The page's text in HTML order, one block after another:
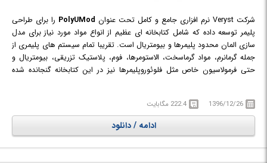
شرکت Veryst نرم افزاری جامع و کامل تحت عنوان PolyUMod را برای طراحی
پلیمر توسعه داده که شامل کتابخانه ای عظیم از انواع مواد مورد نیاز برای مدل
سازی المان محدود پلیمرها و بیومتریال است. تقریبا تمام سیستم های پلیمری از
جمله گرمانرم، مواد گرماسخت، الاستومرها، فوم، پلاستیک تزریقی، بیومتریال و
حتی فرمولاسیون خاص مثل فلوئوروپلیمرها نیز در این کتابخانه گنجانده شده
قابل استفاده است و به مهندسان این امکان را می دهد که بدون داشتن دانش و
آگاهی ویژه از مدل سازی مواد طرح های خود را با ماده مد نظرشان پیاده سازی
کنند. همراه با PolyUMod نرم افزار دیگری تحت عنوان MCalibration نیز بر روی
سیستم نصب خواهد شد که به طراحان در کالیبره نمودن مدل های مواد با
1396/12/26 222.4 مگابایت
ادامه / دانلود